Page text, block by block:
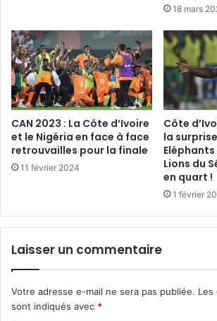
18 mars
CAN 2023 : La Côte d’Ivoire
et le Nigéria en face à face
retrouvailles pour la finale
11 février 2024
Côte
la
Lions du
en quart !
1 février
Laisser un commentaire
Votre adresse e-mail ne sera pas publiée. Les
sont indiqués avec *